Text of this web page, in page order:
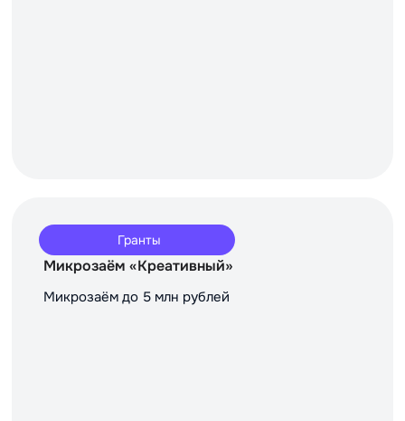
Гранты
Микрозаём «Креативный»
Микрозаём до 5 млн рублей